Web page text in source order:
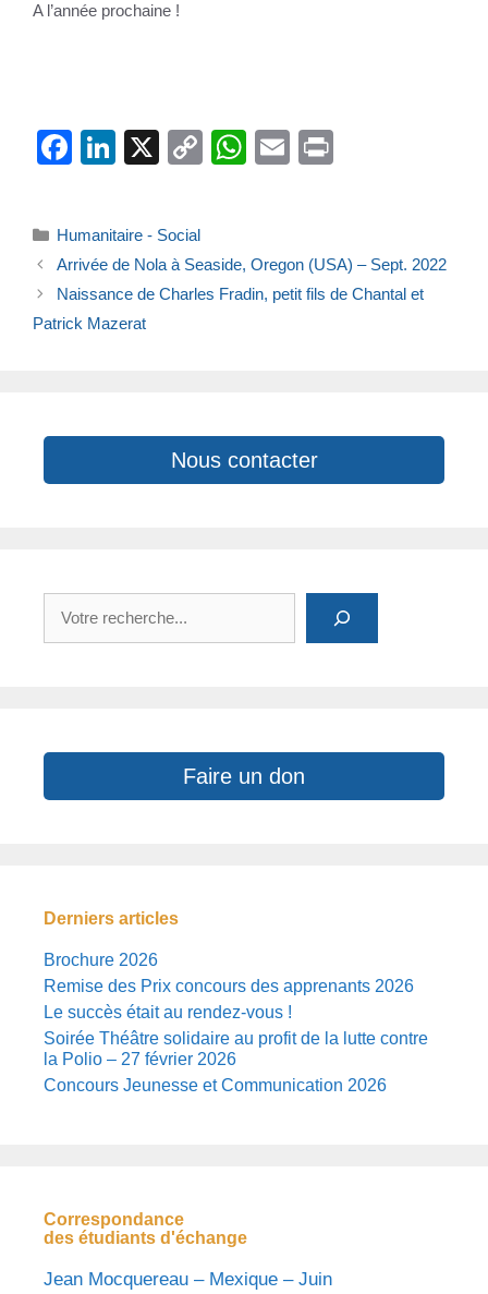
A l’année prochaine !
F
e
b
o
Li
e
dI
n
X
C
y
Li
W
s
A
E
Catégories
Humanitaire - Social
Arrivée de Nola à Seaside, Oregon (USA) – Sept. 2022
Naissance de Charles Fradin, petit fils de Chantal et
Patrick Mazerat
Nous contacter
Faire un don
Derniers articles
Brochure 2026
Remise des Prix concours des apprenants 2026
Le succès était au rendez-vous !
Soirée Théâtre solidaire au profit de la lutte contre
la Polio – 27 février 2026
Concours Jeunesse et Communication 2026
Correspondance
des étudiants d'échange
Jean Mocquereau – Mexique – Juin